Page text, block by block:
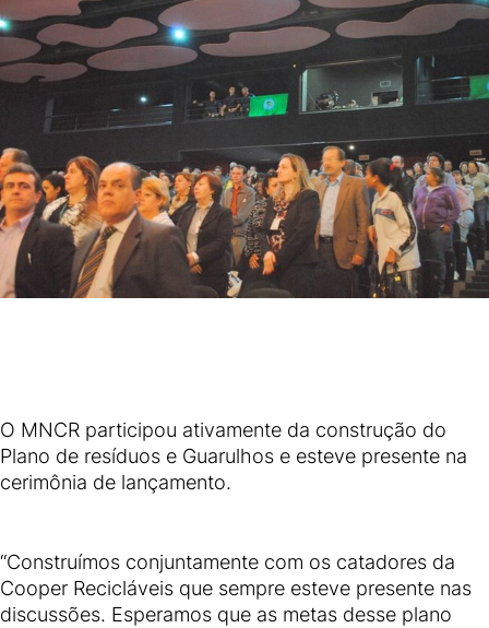
O MNCR participou ativamente da construção do
Plano de resíduos e Guarulhos e esteve presente na
cerimônia de lançamento.
“Construímos conjuntamente com os catadores da
Cooper Recicláveis que sempre esteve presente nas
discussões. Esperamos que as metas desse plano